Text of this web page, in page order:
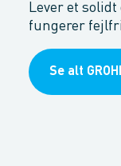
Lever et
fungerer
Se alt